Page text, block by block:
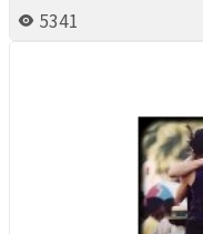
5341